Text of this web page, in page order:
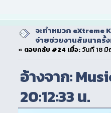
จะทำหมวก eXtreme
จ่ายช่วยงานสัมนาครั้
« ตอบกลับ #24 เมื่อ: วันที่ 18 มิ
อ้างจาก:
20:12:33 น.